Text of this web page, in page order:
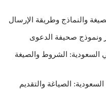
والنماذج وطريقة الإرسال
ونموذج صحيفة الدعوى
الشروط والصيغة
الصياغة والتقديم